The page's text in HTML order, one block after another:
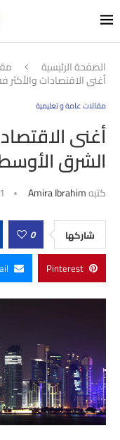
الصفحة الرئيسية
أغنى الاقتصادات
مقالات عامة و تعليمية
أغنى
الشرق
كتبهAmira Ibrahim
21
شاركها 0
Pinterest